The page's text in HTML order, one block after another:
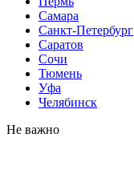
Самара
Санкт-Петербург
Саратов
Сочи
Тюмень
Уфа
Челябинск
Не важно